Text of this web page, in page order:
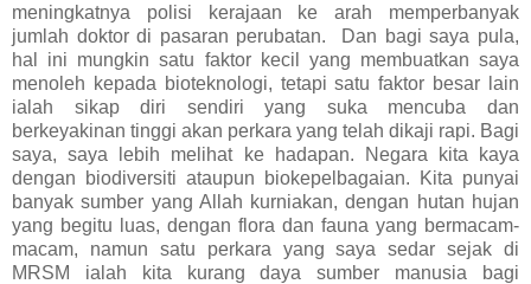
meningkatnya polisi kerajaan ke arah memperbanyak
jumlah doktor di pasaran perubatan. Dan bagi saya pula,
hal ini mungkin satu faktor kecil yang membuatkan saya
menoleh kepada bioteknologi, tetapi satu faktor besar lain
ialah sikap diri sendiri yang suka mencuba dan
berkeyakinan tinggi akan perkara yang telah dikaji rapi. Bagi
saya, saya lebih melihat ke hadapan. Negara kita kaya
dengan biodiversiti ataupun biokepelbagaian. Kita punyai
banyak sumber yang Allah kurniakan, dengan hutan hujan
yang begitu luas, dengan flora dan fauna yang bermacam-
macam, namun satu perkara yang saya sedar sejak di
MRSM ialah kita kurang daya sumber manusia bagi